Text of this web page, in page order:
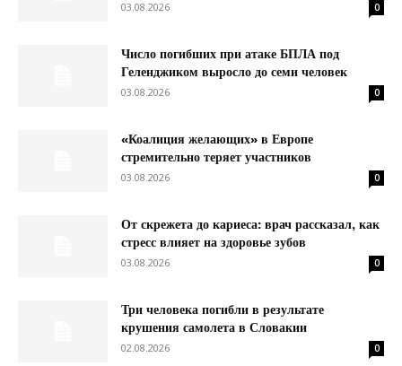
03.08.2026 0
Число погибших при атаке БПЛА под
Геленджиком выросло до семи человек
03.08.2026 0
«Коалиция желающих» в Европе
стремительно теряет участников
03.08.2026 0
От скрежета до кариеса: врач рассказал, как
стресс влияет на здоровье зубов
03.08.2026 0
Три человека погибли в результате
крушения самолета в Словакии
02.08.2026 0